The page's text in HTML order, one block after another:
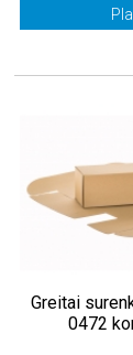
Greitai
0472